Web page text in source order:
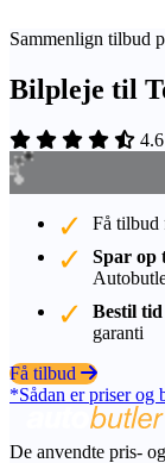
Sammenlign tilbud
Bilpleje til
4.6
Få tilbud
Spar op
Bestil
garanti
Få tilbud
*Sådan er priser og
De anvendte pris-